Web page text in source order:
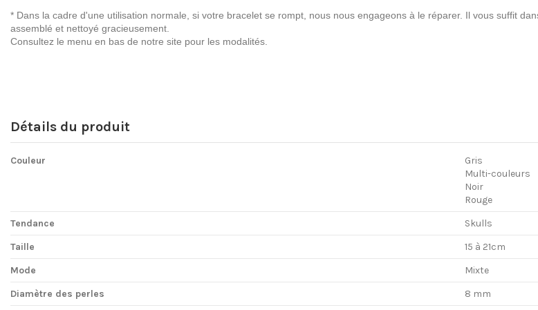
* Dans la cadre d'une utilisation normale, si votre bracelet se rompt, nous nous engageons à le réparer. Il vous suffit
assemblé et nettoyé gracieusement.
Consultez le menu en bas de notre site pour les modalités.
Détails du produit
Couleur
Gris
Multi-couleurs
Noir
Rouge
Tendance
Skulls
Taille
15 à 21cm
Mode
Mixte
Diamètre des perles
8 mm